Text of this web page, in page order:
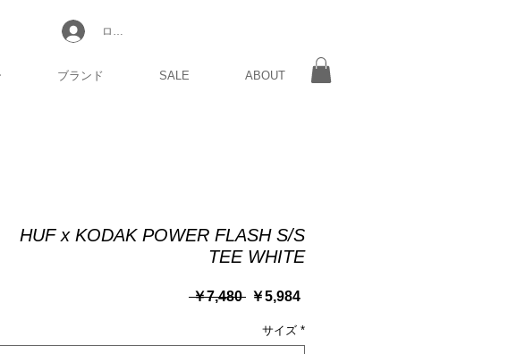
ブランド SALE ABOUT
ログイン
HUF x KODAK POWER FLASH S/S
TEE WHITE
￥7,480 通
格
￥5,984セ
ル
価
サイズ *